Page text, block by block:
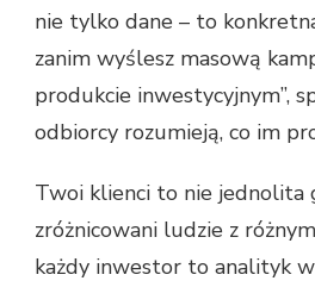
nie tylko dane – to
zanim wyślesz masową
produkcie inwestycyjnym”,
odbiorcy rozumieją, co im
Twoi klienci to nie jednolita
zróżnicowani ludzie z
każdy inwestor to analityk